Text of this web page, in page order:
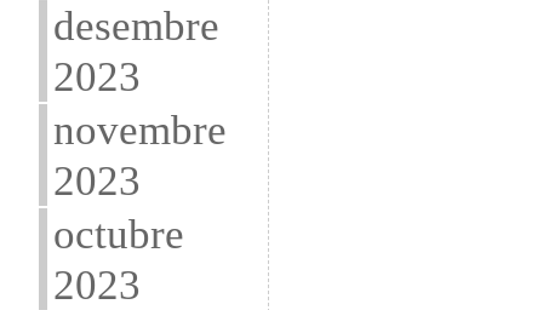
desembre
2023
novembre
2023
octubre
2023